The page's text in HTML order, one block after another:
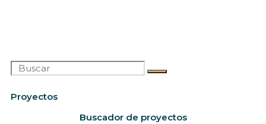
Proyectos
Buscador de proyectos